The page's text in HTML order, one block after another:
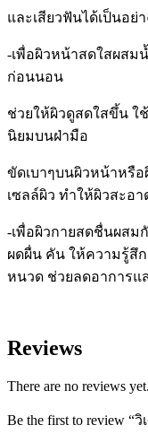
และเสียวฟันได้เป็นอย่
-เพื่อผิวหน้าสดใสผสม
ก่อนนอน
ช่วยให้ผิวดูสดใสขึ้น ใ
นิยมบนฝ่ามือ
ขัดเบาๆบนผิวหน้าหรือ
เซลล์ผิว ทำให้ผิวสะอ
-เพื่อผิวกายสดชื่นผสม
ผดผื่น คัน ให้ความรู้สึ
หนวด ช่วยลดอาการแ
Reviews
There are no reviews yet.
Be the first to review